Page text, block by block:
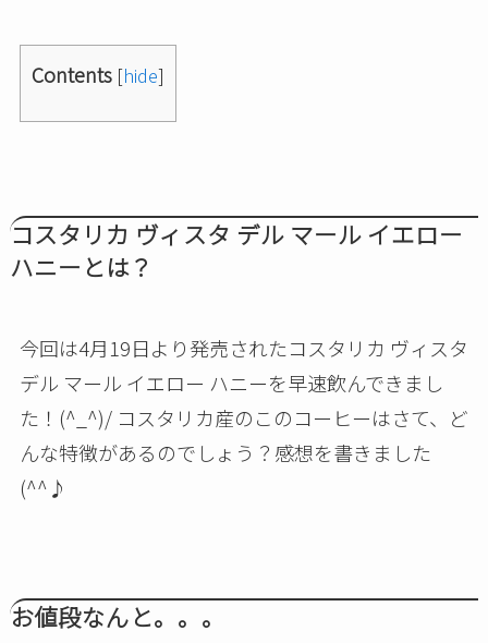
Contents [hide]
コスタリカ ヴィスタ デル マール イエロー
ハニーとは？
今回は4月19日より発売されたコスタリカ ヴィスタ
デル マール イエロー ハニーを早速飲んできまし
た！(^_^)/ コスタリカ産のこのコーヒーはさて、ど
んな特徴があるのでしょう？感想を書きました
(^^♪
お値段なんと。。。